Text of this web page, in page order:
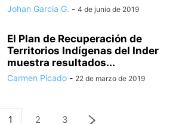
Johan Garcia G. - 4 de junio de 2019
El Plan de Recuperación de
Territorios Indígenas del Inder
muestra resultados...
Carmen Picado - 22 de marzo de 2019
1 2 3